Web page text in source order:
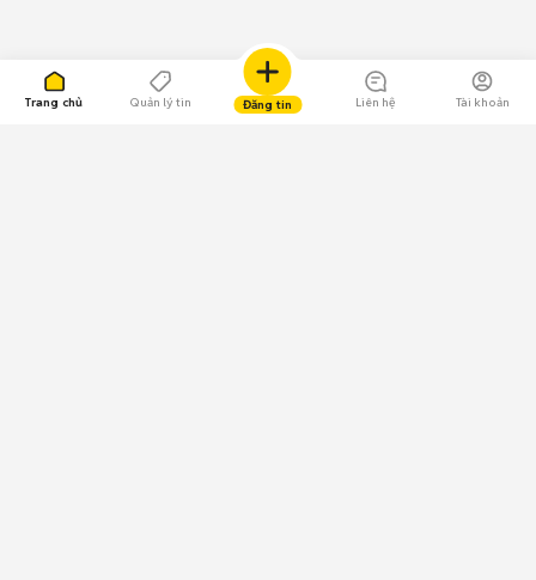
Trang chủ Quản lý tin Đăng tin Liên hệ Tài khoản